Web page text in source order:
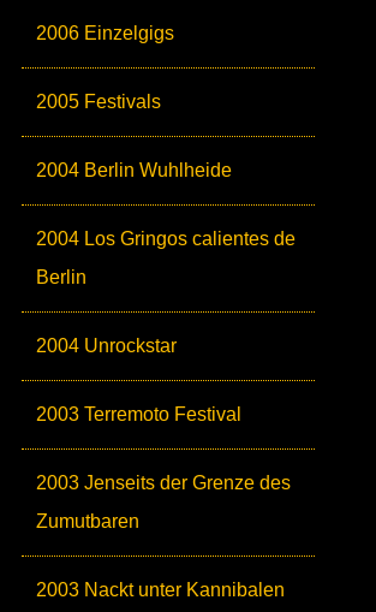
2006 Einzelgigs
2005 Festivals
2004 Berlin Wuhlheide
2004 Los Gringos calientes de
Berlin
2004 Unrockstar
2003 Terremoto Festival
2003 Jenseits der Grenze des
Zumutbaren
2003 Nackt unter Kannibalen